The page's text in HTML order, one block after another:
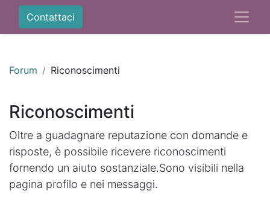
Contattaci
Forum Riconoscimenti
Riconoscimenti
Oltre a guadagnare reputazione con domande e
risposte, è possibile ricevere riconoscimenti
fornendo un aiuto sostanziale.Sono visibili nella
pagina profilo e nei messaggi.